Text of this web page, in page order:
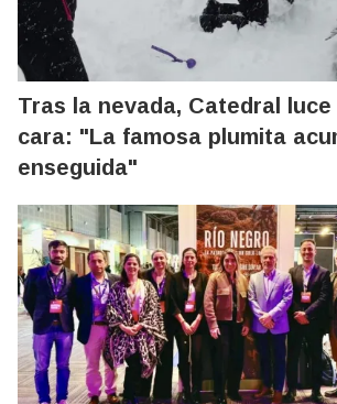
Tras la nevada, Catedral
cara: "La famosa plumita
enseguida"